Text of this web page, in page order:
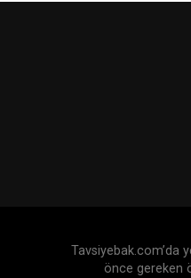
Tavsiyebak.com’da
önce gereken